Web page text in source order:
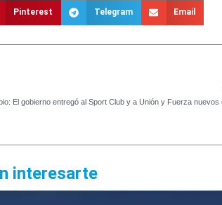
Pinterest Telegram Email
interesarte